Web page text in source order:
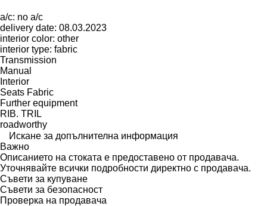
a/c: no a/c
delivery date: 08.03.2023
interior color: other
interior type: fabric
Transmission
Manual
Interior
Seats Fabric
Further equipment
RIB. TRIL
roadworthy
Искане за допълнителна информация
Важно
Описанието на стоката е предоставено от продавача.
Уточнявайте всички подробности директно с продавача.
Съвети за купуване
Съвети за безопасност
Проверка на продавача